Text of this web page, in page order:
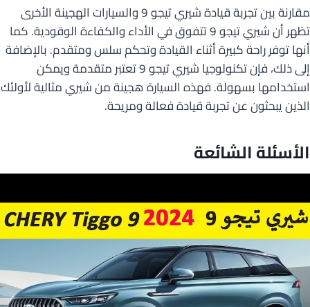
مقارنة بين تجربة قيادة شيري تيجو 9 والسيارات الهجينة الأخرى
تظهر أن شيري تيجو 9 تتفوق في الأداء والكفاءة الوقودية. كما
أنها توفر راحة كبيرة أثناء القيادة وتحكم سلس ومتقدم. بالإضافة
إلى ذلك، فإن تكنولوجيا شيري تيجو 9 تعتبر متقدمة ويمكن
استخدامها بسهولة. فهذه السيارة هجينة من شيري مثالية لأولئك
الذين يبحثون عن تجربة قيادة فعالة ومريحة.
الأسئلة الشائعة